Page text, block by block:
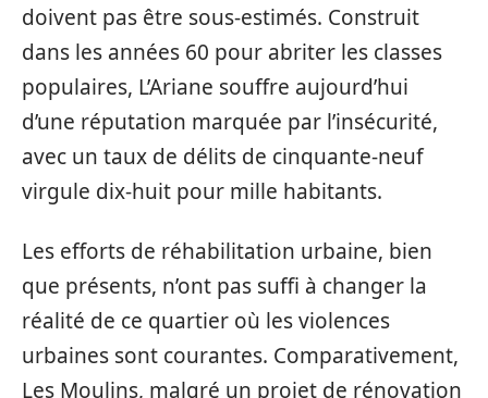
doivent pas être sous-estimés. Construit
dans les années 60 pour abriter les classes
populaires, L’Ariane souffre aujourd’hui
d’une réputation marquée par l’insécurité,
avec un taux de délits de cinquante-neuf
virgule dix-huit pour mille habitants.
Les efforts de réhabilitation urbaine, bien
que présents, n’ont pas suffi à changer la
réalité de ce quartier où les violences
urbaines sont courantes. Comparativement,
Les Moulins, malgré un projet de rénovation